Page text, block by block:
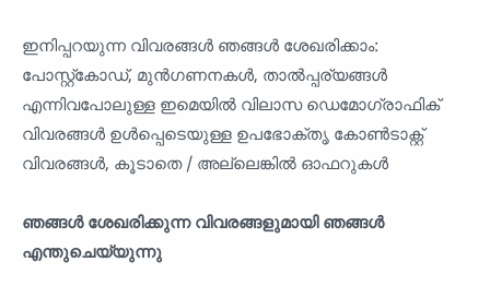
ഇനിപ്പറയുന്ന വിവരങ്ങൾ‌ ഞങ്ങൾ‌ ശേഖരിക്കാം:
പോസ്റ്റ്‌കോഡ്, മുൻ‌ഗണനകൾ‌, താൽ‌പ്പര്യങ്ങൾ‌
എന്നിവപോലുള്ള ഇമെയിൽ‌ വിലാസ ഡെമോഗ്രാഫിക്
വിവരങ്ങൾ‌ ഉൾപ്പെടെയുള്ള ഉപഭോക്തൃ കോൺ‌ടാക്റ്റ്
വിവരങ്ങൾ‌, കൂടാതെ / അല്ലെങ്കിൽ‌ ഓഫറുകൾ‌
ഞങ്ങൾ ശേഖരിക്കുന്ന വിവരങ്ങളുമായി ഞങ്ങൾ
എന്തുചെയ്യുന്നു